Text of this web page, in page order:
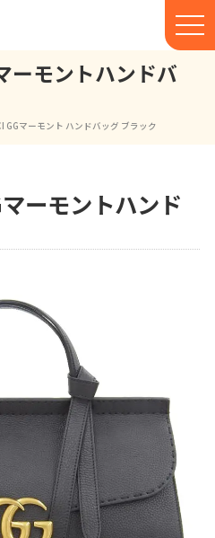
ーモントハンドバ
GGマーモント ハンドバッグ ブラック
ーモントハンド